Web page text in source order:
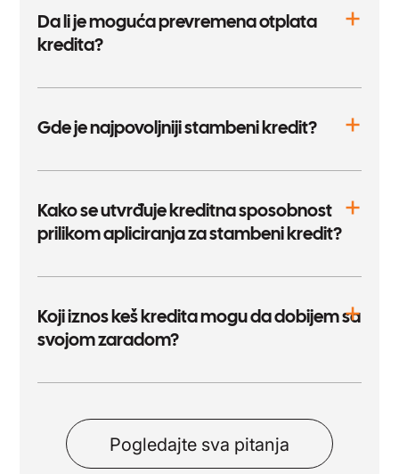
Da li je moguća prevremena otplata
kredita?
Gde je najpovoljniji stambeni kredit?
Kako se utvrđuje kreditna sposobnost
prilikom apliciranja za stambeni kredit?
Koji iznos keš kredita mogu da dobijem sa
svojom zaradom?
Pogledajte sva pitanja